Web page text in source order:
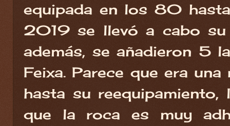
equipada en los 80
2019 se llevó a cabo su
además, se añadieron 5
Feixa. Parece que era
hasta su
que la roca es muy